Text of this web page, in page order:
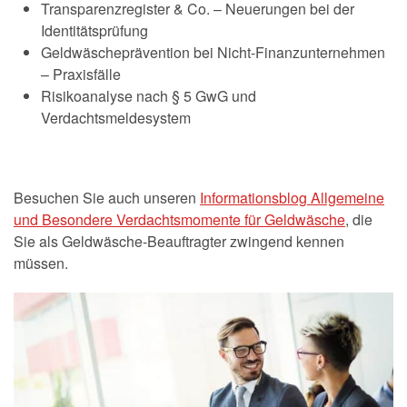
Transparenzregister & Co. – Neuerungen bei der
Identitätsprüfung
Geldwäscheprävention bei Nicht-Finanzunternehmen
– Praxisfälle
Risikoanalyse nach § 5 GwG und
Verdachtsmeldesystem
Besuchen Sie auch unseren Informationsblog Allgemeine
und Besondere Verdachtsmomente für Geldwäsche, die
Sie als Geldwäsche-Beauftragter zwingend kennen
müssen.